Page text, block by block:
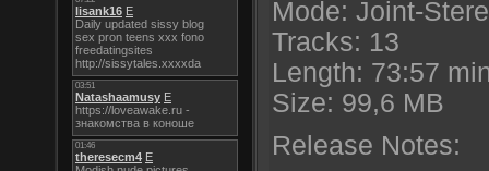
Mode: Joint-
Tracks: 13
Length: 73:57
Size: 99,6 MB
Release Notes: